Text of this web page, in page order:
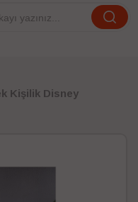
Kişilik Disney